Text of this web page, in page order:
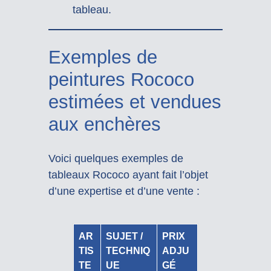
tableau.
Exemples de
peintures Rococo
estimées et vendues
aux enchères
Voici quelques exemples de
tableaux Rococo ayant fait l’objet
d’une expertise et d’une vente :
AR
TIS
TE
SUJET /
TECHNIQ
UE
PRIX
ADJU
GÉ